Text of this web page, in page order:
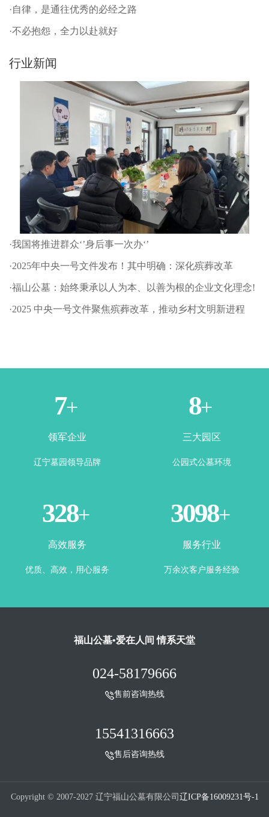
·自律，是通往优秀的必经之路
·不必抱怨，全力以赴就好
行业新闻
·我国将推进群众‘’身后事一次办‘’
·2025年中央一号文件发布！其中明确：深化殡葬改革
·福山公墓：始终秉承以人为本、以善为根的企业文化理念!
·2025 中央一号文件聚焦殡葬改革，推动乡村文明新进程
1+
领军企业
辽宁墓园领导品牌
3+
三大园区
公园式公墓环境
365+
高效服务
优质、高效，用心服务
3500+
服务行业
万余次客户服务经验
福山公墓•爱在人间 情系天堂
024-58179666
售前咨询热线
15541316663
售后咨询热线
Copyright © 2007-2027 辽宁福山公墓有限公司 辽ICP备16009231号-1